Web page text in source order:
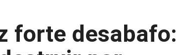
forte desabafo: